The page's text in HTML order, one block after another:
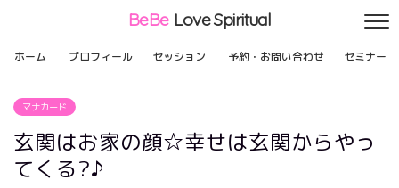
BeBe Love Spiritual
ホーム プロフィール セッション 予約・お問い合わせ セミナー
マナカード
玄関はお家の顔☆幸せは玄関からやっ
てくる?♪